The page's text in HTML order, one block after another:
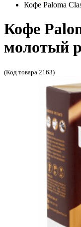
Кофе Paloma
Кофе
молотый
(Код товара 2163)